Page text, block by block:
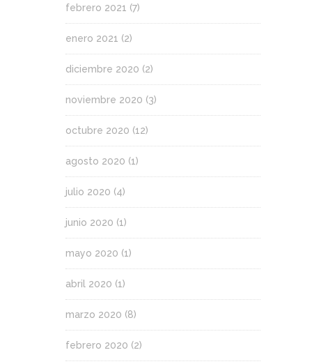
febrero 2021 (7)
enero 2021 (2)
diciembre 2020 (2)
noviembre 2020 (3)
octubre 2020 (12)
agosto 2020 (1)
julio 2020 (4)
junio 2020 (1)
mayo 2020 (1)
abril 2020 (1)
marzo 2020 (8)
febrero 2020 (2)